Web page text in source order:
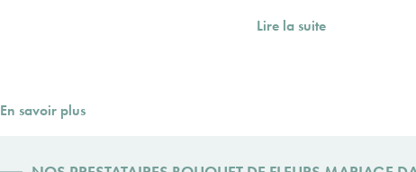
Lire la suite
En savoir plus